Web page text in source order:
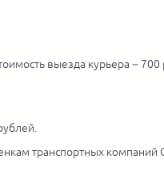
выезда курьера –
транспортных компаний